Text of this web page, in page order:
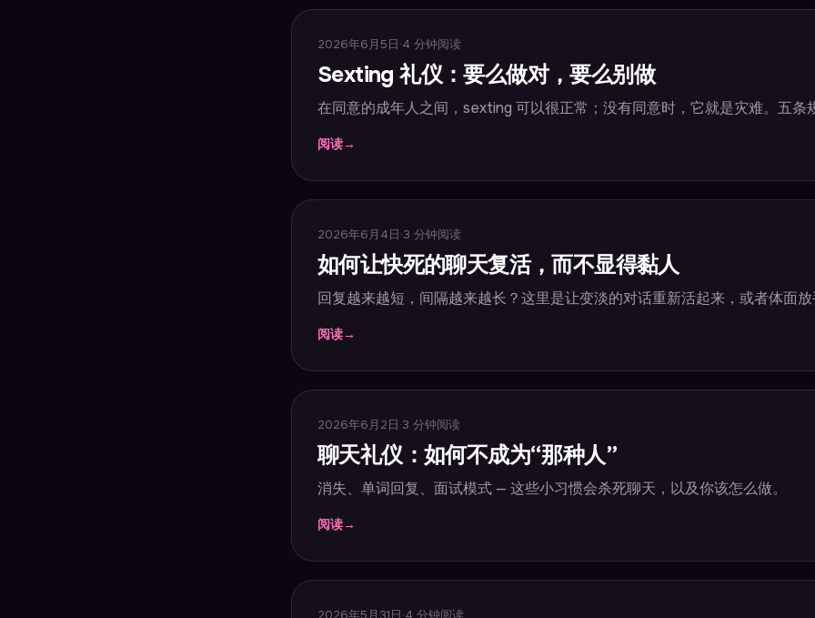
2026年6月5日·4 分钟阅读
Sexting 礼仪：要么做对，要么别做
在同意的成年人之间，sexting 可以很正常；没有同意时，它就是灾难。五条
阅读→
2026年6月4日·3 分钟阅读
如何让快死的聊天复活，而不显得黏人
回复越来越短，间隔越来越长？这里是让变淡的对话重新活起来，或者体面
阅读→
2026年6月2日·3 分钟阅读
聊天礼仪：如何不成为“那种人”
消失、单词回复、面试模式 — 这些小习惯会杀死聊天，以及你该怎么做。
阅读→
2026年5月31日·4 分钟阅读